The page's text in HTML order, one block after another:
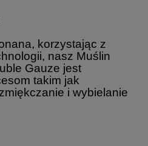
korzystając z
nasz Muślin
Gauze jest
takim jak
i wybielanie